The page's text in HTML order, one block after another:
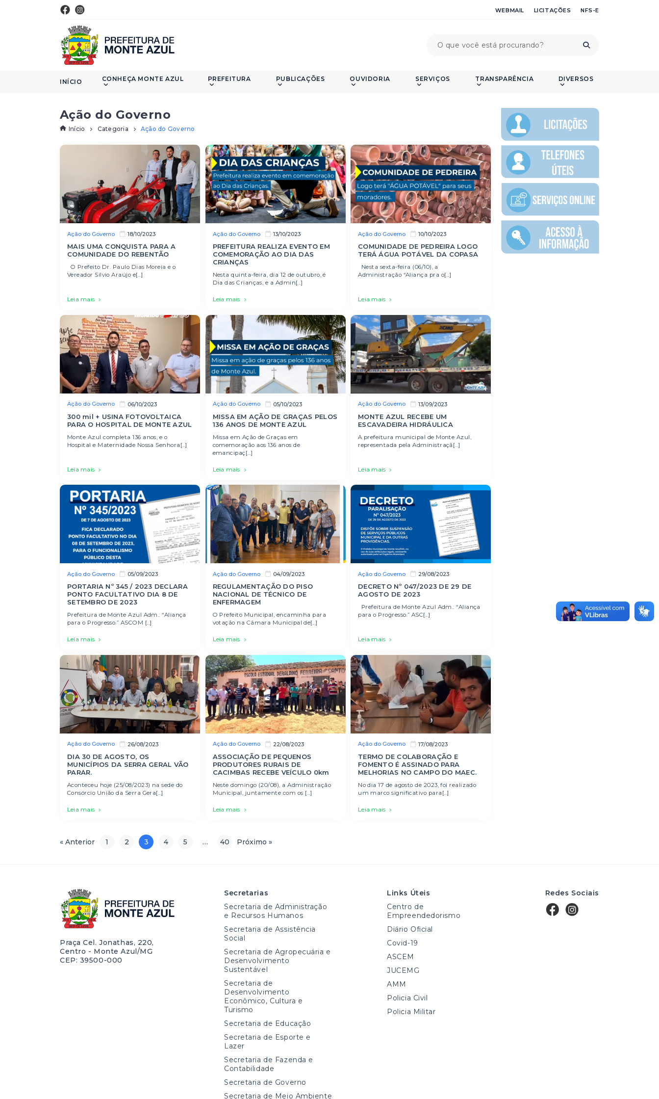
WEBMAIL LICITAÇÕES NFS-E
INÍCIO CONHEÇA MONTE AZUL PREFEITURA PUBLICAÇÕES OUVIDORIA SERVIÇOS TRANSPARÊNCIA DIVERSOS
Ação do Governo
Início Categoria Ação do Governo
Ação do Governo 18/10/2023
MAIS UMA CONQUISTA PARA A
COMUNIDADE DO REBENTÃO
O Prefeito Dr. Paulo Dias Moreia e o
Vereador Sílvio Araújo e[...]
Leia mais
Ação do Governo 13/10/2023
PREFEITURA REALIZA EVENTO EM
COMEMORAÇÃO AO DIA DAS
CRIANÇAS
Nesta quinta-feira, dia 12 de outubro, é
Dia das Crianças, e a Admin[...]
Leia mais
Ação do Governo 10/10/2023
COMUNIDADE DE PEDREIRA LOGO
TERÁ ÁGUA POTÁVEL DA COPASA
Nesta sexta-feira (06/10), a
Administração “Aliança pra o[...]
Leia mais
Ação do Governo 06/10/2023
300 mil + USINA FOTOVOLTAICA
PARA O HOSPITAL DE MONTE AZUL
Monte Azul completa 136 anos, e o
Hospital e Maternidade Nossa Senhora[...]
Leia mais
Ação do Governo 05/10/2023
MISSA EM AÇÃO DE GRAÇAS PELOS
136 ANOS DE MONTE AZUL
Missa em Ação de Graças em
comemoração aos 136 anos de
emancipaç[...]
Leia mais
Ação do Governo 13/09/2023
MONTE AZUL RECEBE UM
ESCAVADEIRA HIDRÁULICA
A prefeitura municipal de Monte Azul,
representada pela Administraçã[...]
Leia mais
Ação do Governo 05/09/2023
PORTARIA Nº 345 / 2023 DECLARA
PONTO FACULTATIVO DIA 8 DE
SETEMBRO DE 2023
Prefeitura de Monte Azul Adm.: “Aliança
para o Progresso.” ASCOM [...]
Leia mais
Ação do Governo 04/09/2023
REGULAMENTAÇÃO DO PISO
NACIONAL DE TÉCNICO DE
ENFERMAGEM
O Prefeito Municipal, encaminha para
votação na Câmara Municipal de[...]
Leia mais
Ação do Governo 29/08/2023
DECRETO Nº 047/2023 DE 29 DE
AGOSTO DE 2023
Prefeitura de Monte Azul Adm.: “Aliança
para o Progresso.” ASC[...]
Leia mais
Ação do Governo 26/08/2023
DIA 30 DE AGOSTO, OS
MUNICÍPIOS DA SERRA GERAL VÃO
PARAR.
Aconteceu hoje (25/08/2023) na sede do
Consórcio União da Serra Gera[...]
Leia mais
Ação do Governo 22/08/2023
ASSOCIAÇÃO DE PEQUENOS
PRODUTORES RURAIS DE
CACIMBAS RECEBE VEÍCULO 0km
Neste domingo (20/08), a Administração
Municipal, juntamente com os [...]
Leia mais
Ação do Governo 17/08/2023
TERMO DE COLABORAÇÃO E
FOMENTO É ASSINADO PARA
MELHORIAS NO CAMPO DO MAEC.
No dia 17 de agosto de 2023, foi realizado
um marco significativo para[...]
Leia mais
« Anterior 1 2 3 4 5 … 40 Próximo »
Praça Cel. Jonathas, 220,
Centro - Monte Azul/MG
CEP: 39500-000
Secretarias
Secretaria de Administração
e Recursos Humanos
Secretaria de Assistência
Social
Secretaria de Agropecuária e
Desenvolvimento
Sustentável
Secretaria de
Desenvolvimento
Econômico, Cultura e
Turismo
Secretaria de Educação
Secretaria de Esporte e
Lazer
Secretaria de Fazenda e
Contabilidade
Secretaria de Governo
Secretaria de Meio Ambiente
Links Úteis
Centro de
Empreendedorismo
Diário Oficial
Covid-19
ASCEM
JUCEMG
AMM
Policia Civil
Policia Militar
Redes Sociais